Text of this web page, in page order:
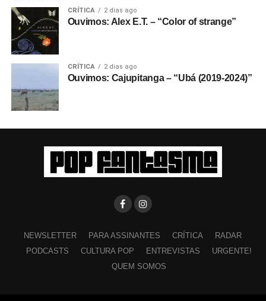
CRÍTICA 2 dias ago
Ouvimos: Alex E.T. – “Color of strange”
CRÍTICA 2 dias ago
Ouvimos: Cajupitanga – “Ubá (2019-2024)”
NEWSLETTER PARA ASSINANTES CRÍTICA
RADAR
PODCASTS
CULTURA POP ENTREVISTAS
URGENTE!
QUEM SOMOS